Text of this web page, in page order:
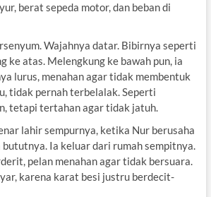
berat sepeda motor, dan beban di
Wajahnya datar. Bibirnya seperti
ke atas. Melengkung ke bawah pun, ia
lurus, menahan agar tidak membentuk
tidak pernah terbelalak. Seperti
tetapi tertahan agar tidak jatuh.
lahir sempurnya, ketika Nur berusaha
bututnya. Ia keluar dari rumah sempitnya.
pelan menahan agar tidak bersuara.
karena karat besi justru berdecit-